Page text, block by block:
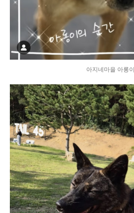
아지네마을 아롱이